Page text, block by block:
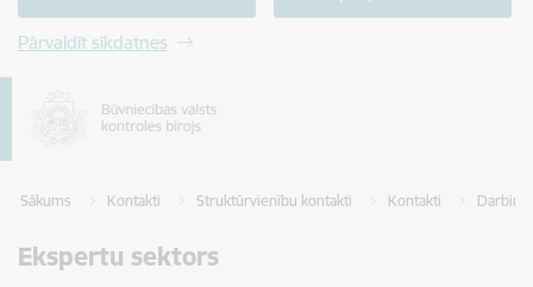
Pārvaldīt sīkdatnes
Sākums Kontakti Struktūrvienību kontakti Kontakti
Ekspertu sektors